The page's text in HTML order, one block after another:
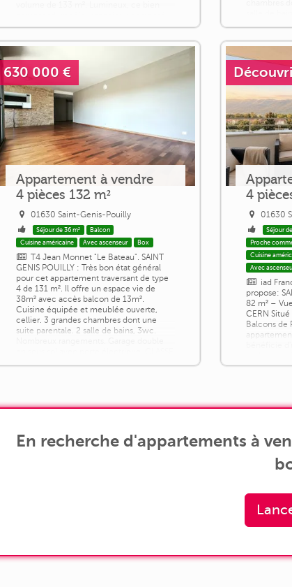
d'une partie salle a manger et d'un espace
totalement aménagée [...]
630 000 €
Appartement à vendre
4 pièces 132 m²
01630 Saint-Genis-Pouilly
Séjour de 36 m²
Balcon
Cuisine américaine
Avec ascenseur Box
T4 Jean Monnet "Le Bateau". SAINT
GENIS POUILLY : Très bon état général
pour cet appartement traversant de type
4 de 131 m². Il offre un espace vie de
38m² avec accès balcon de 13m².
Cuisine équipée et meublée ouverte,
cellier. 3 grandes chambres dont une
suite parentale. 2 salle de bains, 3wc.
4
01630
Séjour
Proche
Cuisine
Avec
iad
propose:
82 m² –
CERN
Balcons de
Genève,
En recherche d'appartements à